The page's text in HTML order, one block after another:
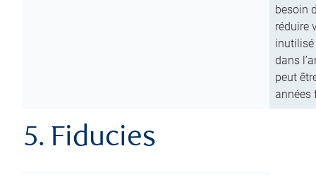
besoin
réduire
inutilisé
dans
peut
années
5. Fiducies